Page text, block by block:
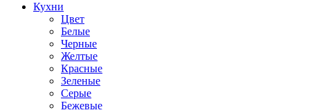
Кухни
Цвет
Белые
Черные
Желтые
Красные
Зеленые
Серые
Бежевые